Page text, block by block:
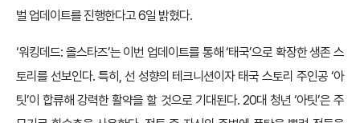
벌 업데이트를 진행한다고 6일 밝혔다.
‘워킹데드: 올스타즈’는 이번 업데이트를 통해 ‘태국’으로 확장한 생존 스
토리를 선보인다. 특히, 선 성향의 테크니션이자 태국 스토리 주인공 ‘아
팃’이 합류해 강력한 활약을 할 것으로 기대된다. 20대 청년 ‘아팃’은 주